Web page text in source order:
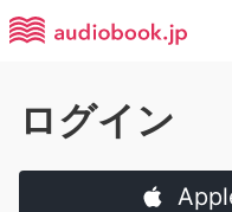
ログイン